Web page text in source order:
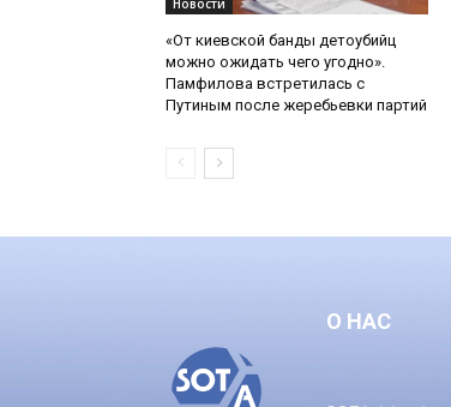
Новости
«От киевской банды детоубийц
можно ожидать чего угодно».
Памфилова встретилась с
Путиным после жеребьевки партий
О НАС